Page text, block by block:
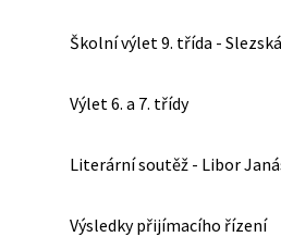
Školní výlet 9. třída -
Výlet 6. a 7. třídy
Literární soutěž - Libor
Výsledky přijímacího řízení